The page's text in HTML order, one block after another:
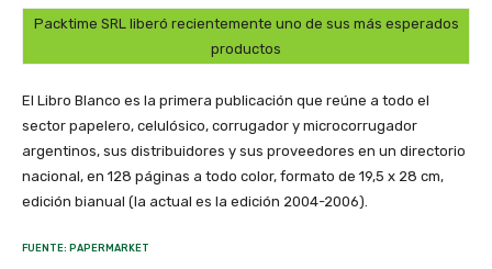
Packtime SRL liberó recientemente uno de sus más esperados
productos
El Libro Blanco es la primera publicación que reúne a todo el
sector papelero, celulósico, corrugador y microcorrugador
argentinos, sus distribuidores y sus proveedores en un directorio
nacional, en 128 páginas a todo color, formato de 19,5 x 28 cm,
edición bianual (la actual es la edición 2004-2006).
FUENTE: PAPERMARKET